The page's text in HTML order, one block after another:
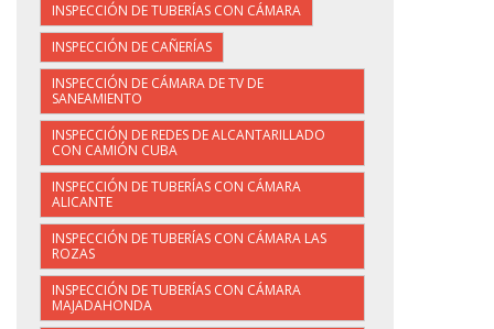
INSPECCIÓN DE TUBERÍAS CON CÁMARA
INSPECCIÓN DE CAÑERÍAS
INSPECCIÓN DE CÁMARA DE TV DE
SANEAMIENTO
INSPECCIÓN DE REDES DE ALCANTARILLADO
CON CAMIÓN CUBA
INSPECCIÓN DE TUBERÍAS CON CÁMARA
ALICANTE
INSPECCIÓN DE TUBERÍAS CON CÁMARA LAS
ROZAS
INSPECCIÓN DE TUBERÍAS CON CÁMARA
MAJADAHONDA